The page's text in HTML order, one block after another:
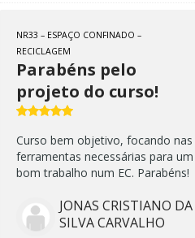
NR33 – ESPAÇO CONFINADO –
RECICLAGEM
Parabéns pelo
projeto do curso!
Curso bem objetivo, focando nas
ferramentas necessárias para um
bom trabalho num EC. Parabéns!
JONAS CRISTIANO DA
SILVA CARVALHO